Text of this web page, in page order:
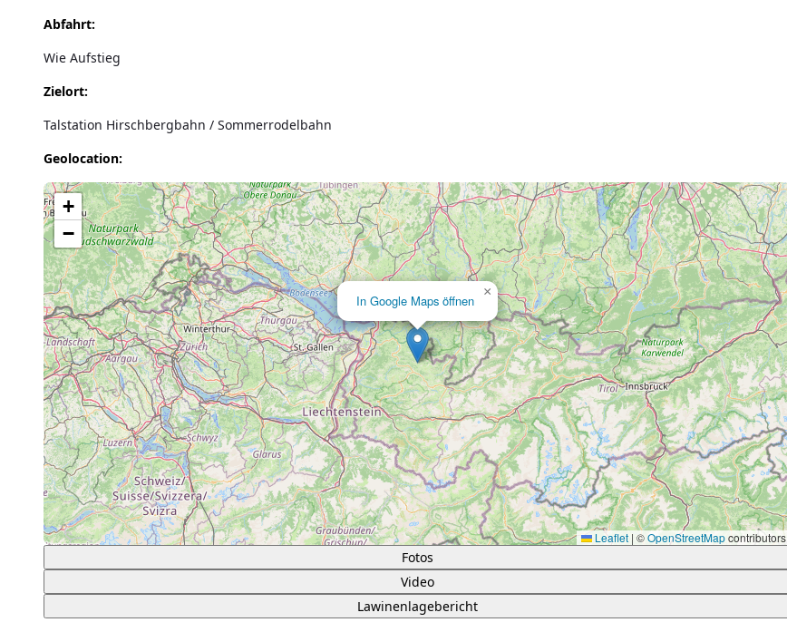
Abfahrt:
Wie Aufstieg
Zielort:
Talstation Hirschbergbahn / Sommerrodelbahn
Geolocation:
Lade Karte...
In Google Maps öffnen
×
+
−
Leaflet | ©OpenStreetMapcontributors
Fotos
Video
Lawinenlagebericht